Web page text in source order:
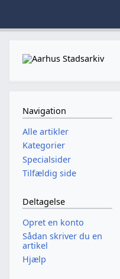
Navigation
Alle artikler
Kategorier
Specialsider
Tilfældig side
Deltagelse
Opret en konto
Sådan skriver du en
artikel
Hjælp